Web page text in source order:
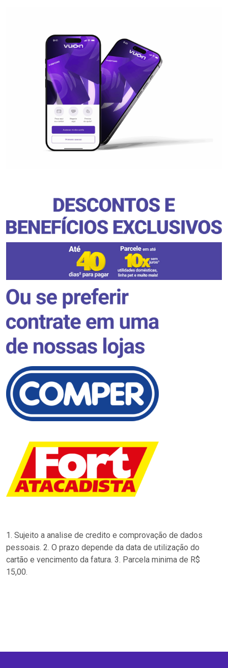
1. Sujeito a analise de credito e comprovação de dados
pessoais. 2. O prazo depende da data de utilização do
cartão e vencimento da fatura. 3. Parcela minima de R$
15,00.